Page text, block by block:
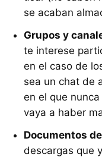
se acaban
Grupos y
te interese
en el caso de
sea un chat de
en el que
vaya a haber
Documentos
descargas que